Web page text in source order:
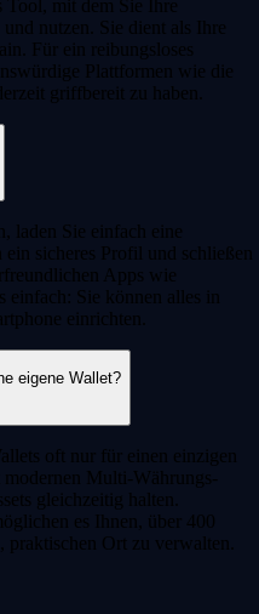
Tool, mit dem Sie Ihre
nutzen. Sie dient als Ihre
Für ein reibungsloses
Plattformen wie die
griffbereit zu haben.
laden Sie einfach eine
ein sicheres Profil und schließen
Apps wie
einfach: Sie können alles in
einrichten.
eigene Wallet?
oft nur für einen einzigen
modernen Multi-Währungs-
gleichzeitig halten.
es Ihnen, über 400
Ort zu verwalten.